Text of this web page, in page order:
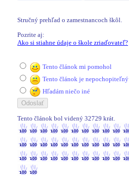
Stručný prehľad o zamestnancoch škôl.
Pozrite aj:
Ako si stiahne údaje o škole zriaďovateľ?
Tento článok mi pomohol
Tento článok je nepochopiteľný
Hľadám niečo iné
Tento článok bol videný 32729 krát.